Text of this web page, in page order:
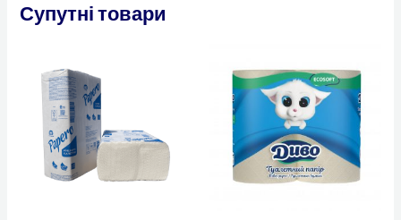
Супутні товари